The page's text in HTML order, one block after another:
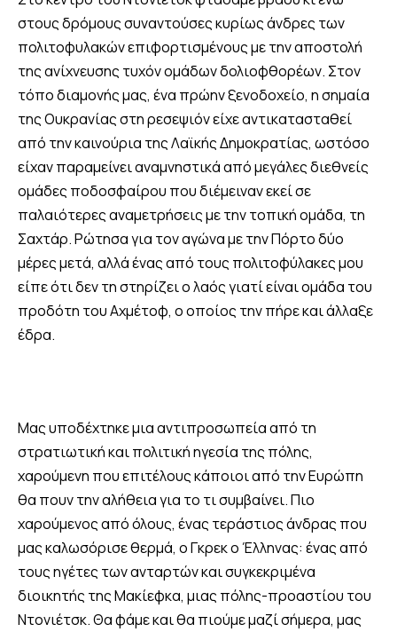
στους δρόμους συναντούσες κυρίως άνδρες των
πολιτοφυλακών επιφορτισμένους με την αποστολή
της ανίχνευσης τυχόν ομάδων δολιοφθορέων. Στον
τόπο διαμονής μας, ένα πρώην ξενοδοχείο, η σημαία
της Ουκρανίας στη ρεσεψιόν είχε αντικατασταθεί
από την καινούρια της Λαϊκής Δημοκρατίας, ωστόσο
είχαν παραμείνει αναμνηστικά από μεγάλες διεθνείς
ομάδες ποδοσφαίρου που διέμειναν εκεί σε
παλαιότερες αναμετρήσεις με την τοπική ομάδα, τη
Σαχτάρ. Ρώτησα για τον αγώνα με την Πόρτο δύο
μέρες μετά, αλλά ένας από τους πολιτοφύλακες μου
είπε ότι δεν τη στηρίζει ο λαός γιατί είναι ομάδα του
προδότη του Αχμέτοφ, ο οποίος την πήρε και άλλαξε
έδρα.
Μας υποδέχτηκε μια αντιπροσωπεία από τη
στρατιωτική και πολιτική ηγεσία της πόλης,
χαρούμενη που επιτέλους κάποιοι από την Ευρώπη
θα πουν την αλήθεια για το τι συμβαίνει. Πιο
χαρούμενος από όλους, ένας τεράστιος άνδρας που
μας καλωσόρισε θερμά, ο Γκρεκ ο Έλληνας: ένας από
τους ηγέτες των ανταρτών και συγκεκριμένα
διοικητής της Μακίεφκα, μιας πόλης-προαστίου του
Ντονιέτσκ. Θα φάμε και θα πιούμε μαζί σήμερα, μας